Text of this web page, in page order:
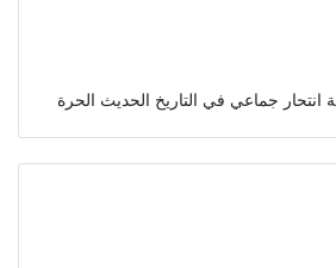
جماعي في التاريخ الحديث الحرة